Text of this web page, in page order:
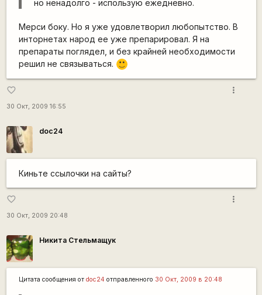
но ненадолго - использую ежедневно.
Мерси боку. Но я уже удовлетворил любопытство. В
инторнетах народ ее уже препарировал. Я на
препараты поглядел, и без крайней необходимости
решил не связываться.
:)
favorite_border
30 Окт, 2009 16:55
more_vert
doc24
Киньте ссылочки на сайты?
favorite_border
30 Окт, 2009 20:48
more_vert
Никита Стельмащук
Цитата сообщения от doc24 отправленного 30 Окт, 2009 в 20:48